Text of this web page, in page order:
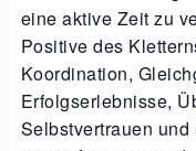
eine aktive Zeit zu
Positive des
Koordination,
Erfolgserlebnisse,
Selbstvertrauen